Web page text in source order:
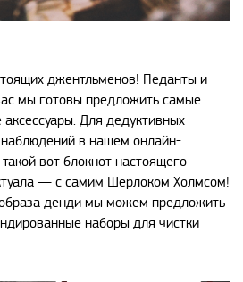
джентльменов! Педанты и
мы готовы предложить самые
Для дедуктивных
в нашем онлайн-
вот блокнот настоящего
— с самим Шерлоком Холмсом!
денди мы можем предложить
наборы для чистки